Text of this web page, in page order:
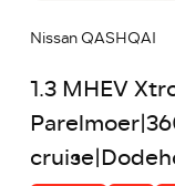
Nissan QASHQAI
1.3 MHEV